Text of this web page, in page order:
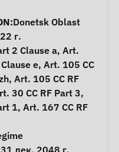
Donetsk Oblast
г.
2 Clause a, Art.
e, Art. 105 CC
Art. 105 CC RF
30 CC RF Part 3,
1, Art. 167 CC RF
31 дек. 2048 г.